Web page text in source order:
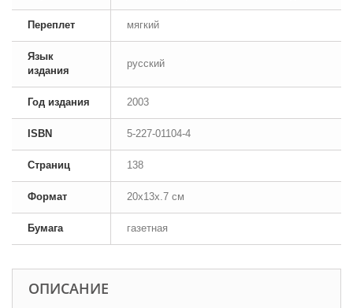
Переплет мягкий
Язык
издания
русский
Год издания 2003
ISBN 5-227-01104-4
Страниц 138
Формат 20x13x.7 см
Бумага газетная
ОПИСАНИЕ